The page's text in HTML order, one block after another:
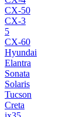
CX-50
CX-3
5
CX-60
Hyundai
Elantra
Sonata
Solaris
Tucson
Creta